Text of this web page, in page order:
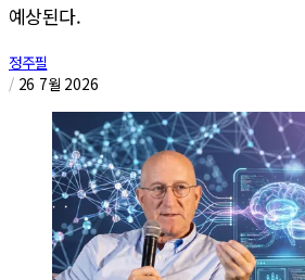
예상된다.
정주필
/ 26 7월 2026